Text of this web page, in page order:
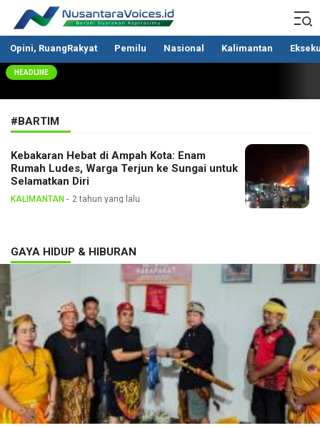
Nusantaravoices.id
Berani Suarakan Aspirasimu
Opini, RuangRakyat Pemilu Nasional Kalimantan
HEADLINE
#BARTIM
Kebakaran Hebat di Ampah Kota: Enam
Rumah Ludes, Warga Terjun ke Sungai untuk
Selamatkan Diri
KALIMANTAN 2 tahun yang lalu
GAYA HIDUP & HIBURAN